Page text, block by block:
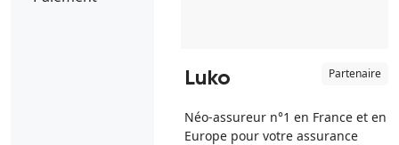
Luko Partenaire
Néo-assureur n°1 en France et en
Europe pour votre assurance